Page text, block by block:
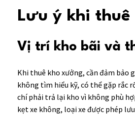
Lưu ý khi thuê
Vị trí kho bãi và
Khi thuê kho xưởng, cần đảm
không tìm hiểu kỹ, có thể gặp rắc
chí phải trả lại kho vì không phù
kẹt xe không, loại xe được phép